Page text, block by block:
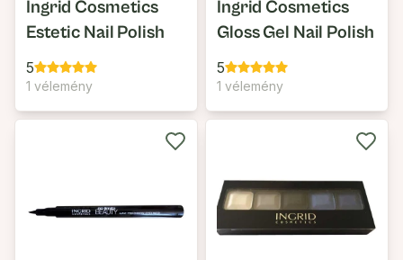
Ingrid Cosmetics
Estetic Nail Polish
5
1 vélemény
Ingrid Cosmetics
Gloss Gel Nail Polish
5
1 vélemény